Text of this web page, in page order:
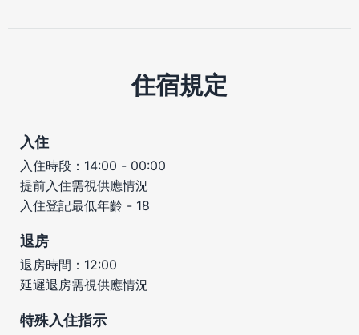
住宿規定
入住
入住時段：14:00 - 00:00
提前入住需視供應情況
入住登記最低年齡 - 18
退房
退房時間：12:00
延遲退房需視供應情況
特殊入住指示